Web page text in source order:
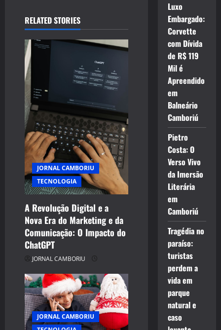
RELATED STORIES
JORNAL CAMBORIU
TECNOLOGIA
A Revolução Digital e a
Nova Era do Marketing e da
Comunicação: O Impacto do
ChatGPT
JORNAL CAMBORIU
JORNAL CAMBORIU
Luxo
Embargado:
Corvette
com Dívida
de R$ 119
Mil é
Apreendido
em
Balneário
Camboriú
Pietro
Costa: O
Verso Vivo
da Imersão
Literária
em
Camboriú
Tragédia no
paraíso:
turistas
perdem a
vida em
parque
natural e
caso